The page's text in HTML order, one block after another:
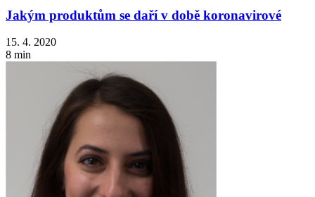
Jakým produktům se daří v době koronavirové
15. 4. 2020
8 min